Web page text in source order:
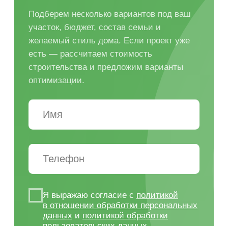
Перед строительством важно
на участке: допустимые отступы,
въезд, стороны света, рельеф,
место под септик, скважину,
парковку и инженерные зоны.
конкретный участок, чтобы
избежать проблем с посадкой дома
и коммуникациями.
под участок
Понятная смета